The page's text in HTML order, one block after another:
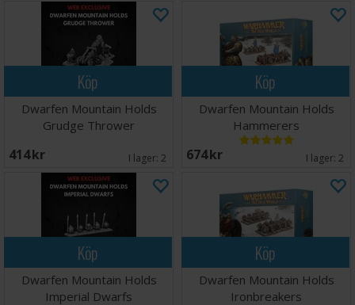
Köp
Dwarfen Mountain Holds
Grudge Thrower
414 SEK I lager: 2
Köp
Dwarfen Mountain Holds
Hammerers
674 SEK I lager: 2
Köp
Dwarfen Mountain Holds
Imperial Dwarfs
Köp
Dwarfen Mountain Holds
Ironbreakers